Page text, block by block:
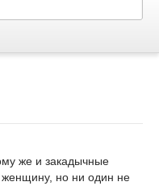
же и закадычные
женщину, но ни один не